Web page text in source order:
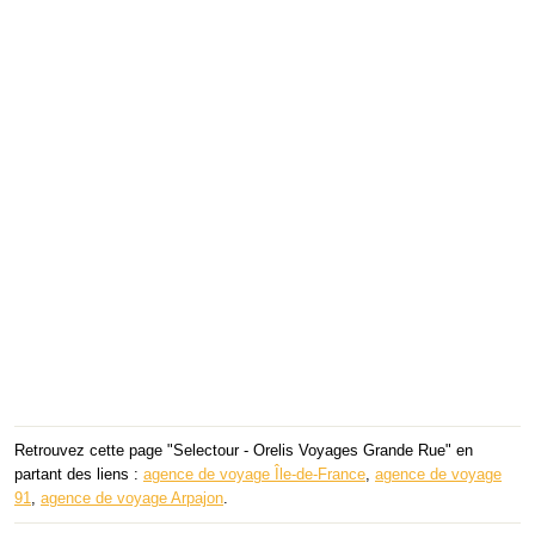
Retrouvez cette page "Selectour - Orelis Voyages Grande Rue" en
partant des liens : agence de voyage Île-de-France agence de voyage
91
agence de voyage Arpajon